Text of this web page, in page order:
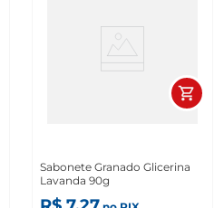
Sabonete Granado Glicerina
Lavanda 90g